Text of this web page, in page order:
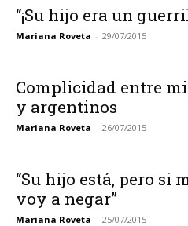
“¡Su hijo era un
Mariana Roveta - 29/07/2015
Complicidad entre
y argentinos
Mariana Roveta - 26/07/2015
“Su hijo está, pero si
voy a negar”
Mariana Roveta - 25/07/2015